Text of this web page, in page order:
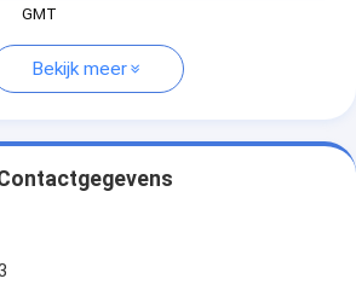
GMT
Bekijk meer